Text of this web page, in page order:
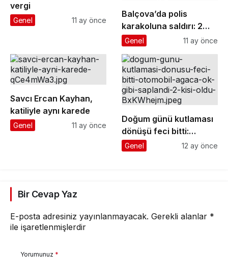
vergi
Genel 11 ay önce
Balçova’da polis
karakoluna saldırı: 2
şehit, 1 yaralı
Genel 11 ay önce
Savcı Ercan Kayhan,
katiliyle aynı karede
Genel 11 ay önce
Doğum günü kutlaması
dönüşü feci bitti:
Otomobil ağaca ok gibi
Genel 12 ay önce
Bir Cevap Yaz
E-posta adresiniz yayınlanmayacak. Gerekli alanlar *
ile işaretlenmişlerdir
Yorumunuz *